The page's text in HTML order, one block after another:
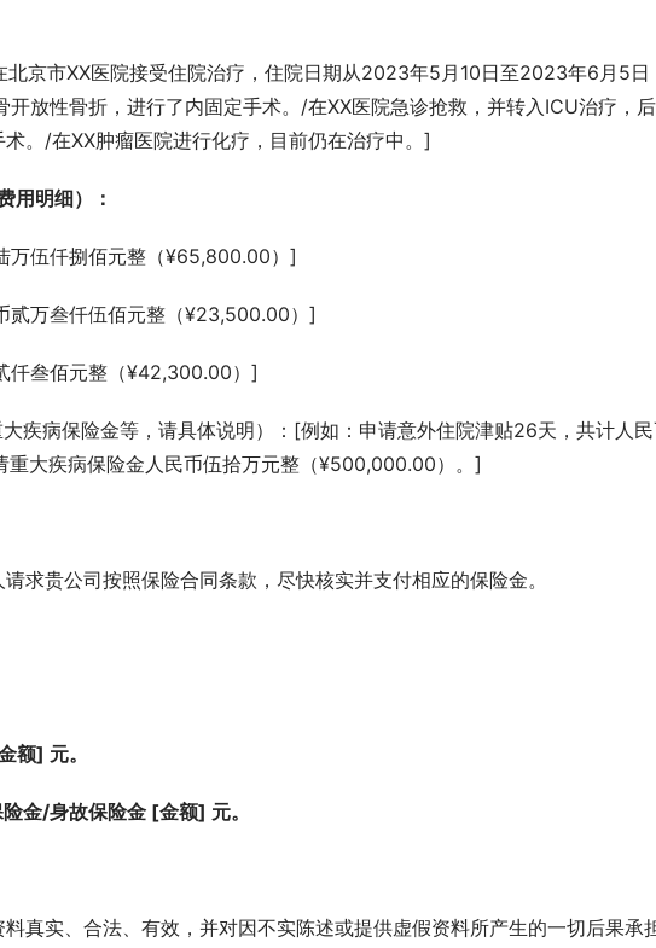
北京市XX医院接受住院治疗，住院日期从2023年5月10日至2023年6月5日
放性骨折，进行了内固定手术。/在XX医院急诊抢救，并转入ICU治疗，
。/在XX肿瘤医院进行化疗，目前仍在治疗中。]
用明细）：
陆万伍仟捌佰元整（¥65,800.00）]
币贰万叁仟伍佰元整（¥23,500.00）]
贰仟叁佰元整（¥42,300.00）]
大疾病保险金人民币伍拾万元整（¥500,000.00）。]
求贵公司按照保险合同条款，尽快核实并支付相应的保险金。
额] 元。
金/身故保险金 [金额] 元。
真实、合法、有效，并对因不实陈述或提供虚假资料所产生的一切后果承